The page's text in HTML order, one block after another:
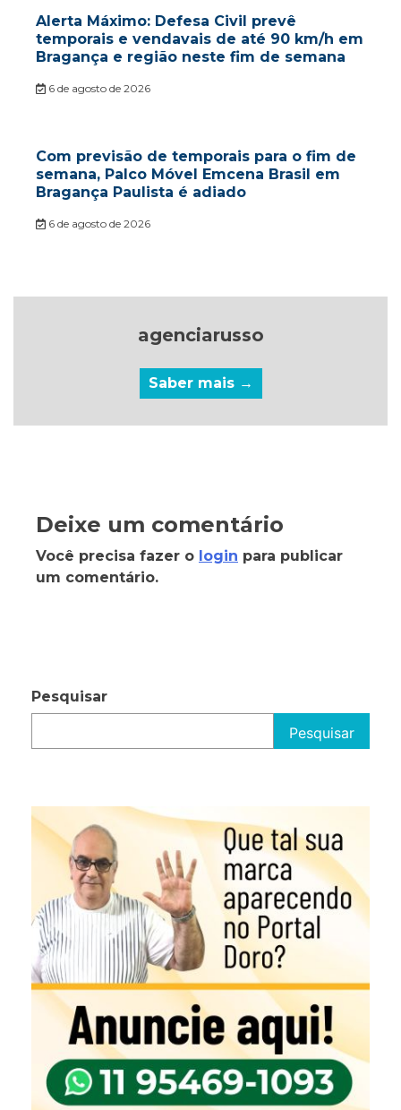
Alerta Máximo: Defesa Civil prevê
temporais e vendavais de até 90 km/h em
Bragança e região neste fim de semana
6 de agosto de 2026
Com previsão de temporais para o fim de
semana, Palco Móvel Emcena Brasil em
Bragança Paulista é adiado
6 de agosto de 2026
agenciarusso
Saber mais →
Deixe um comentário
Você precisa fazer o login para publicar
um comentário.
Pesquisar
Pesquisar